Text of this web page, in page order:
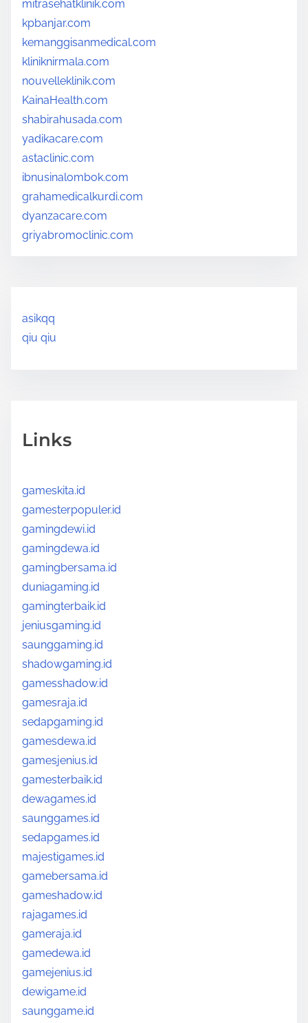
mitrasehatklinik.com
kpbanjar.com
kemanggisanmedical.com
kliniknirmala.com
nouvelleklinik.com
KainaHealth.com
shabirahusada.com
yadikacare.com
astaclinic.com
ibnusinalombok.com
grahamedicalkurdi.com
dyanzacare.com
griyabromoclinic.com
asikqq
qiu qiu
Links
gameskita.id
gamesterpopuler.id
gamingdewi.id
gamingdewa.id
gamingbersama.id
duniagaming.id
gamingterbaik.id
jeniusgaming.id
saunggaming.id
shadowgaming.id
gamesshadow.id
gamesraja.id
sedapgaming.id
gamesdewa.id
gamesjenius.id
gamesterbaik.id
dewagames.id
saunggames.id
sedapgames.id
majestigames.id
gamebersama.id
gameshadow.id
rajagames.id
gameraja.id
gamedewa.id
gamejenius.id
dewigame.id
saunggame.id